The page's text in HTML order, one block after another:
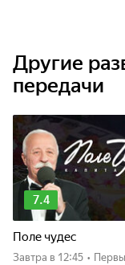
Другие
передачи
7.4
Поле чудес
Завтра в 12:45 •